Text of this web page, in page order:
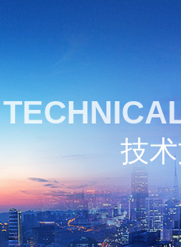
技